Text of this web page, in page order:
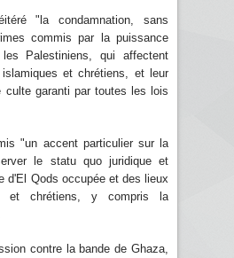
"la condamnation, sans
commis par la puissance
Palestiniens, qui affectent
et chrétiens, et leur
culte garanti par toutes les lois
"un accent particulier sur la
le statu quo juridique et
d'El Qods occupée et des lieux
et chrétiens, y compris la
contre la bande de Ghaza,